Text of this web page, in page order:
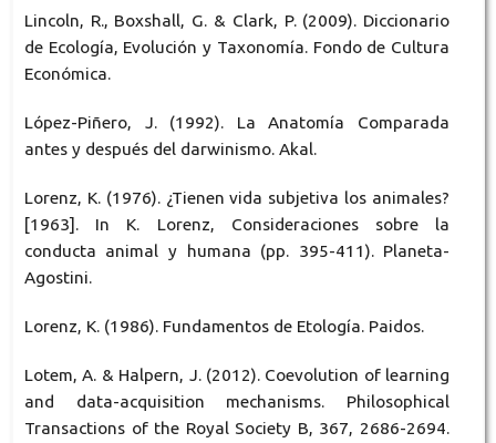
Lincoln, R., Boxshall, G. & Clark, P. (2009). Diccionario
de Ecología, Evolución y Taxonomía. Fondo de Cultura
Económica.
López-Piñero, J. (1992). La Anatomía Comparada
antes y después del darwinismo. Akal.
Lorenz, K. (1976). ¿Tienen vida subjetiva los animales?
[1963]. In K. Lorenz, Consideraciones sobre la
conducta animal y humana (pp. 395-411). Planeta-
Agostini.
Lorenz, K. (1986). Fundamentos de Etología. Paidos.
Lotem, A. & Halpern, J. (2012). Coevolution of learning
and data-acquisition mechanisms. Philosophical
Transactions of the Royal Society B, 367, 2686-2694.